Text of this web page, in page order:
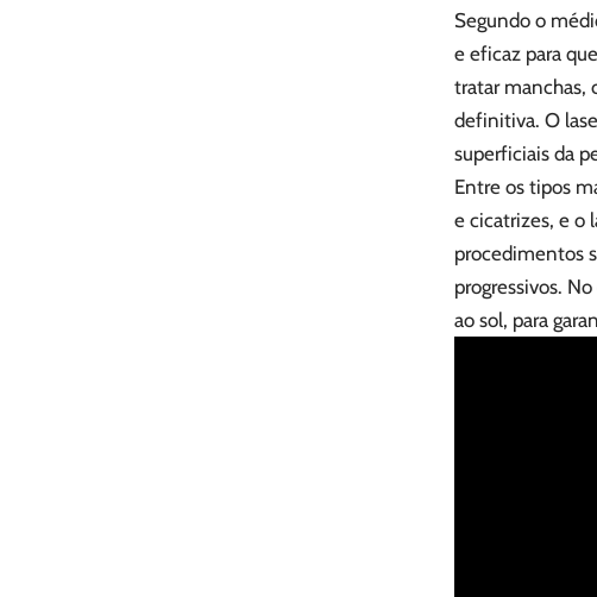
Segundo o
e eficaz para
tratar manchas,
definitiva. O
superficiais da
Entre os tipos
e cicatrizes, e o
procedimentos
progressivos.
ao sol, para